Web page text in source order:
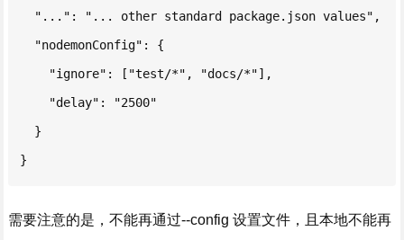
"...": "... other standard package.json values",
"nodemonConfig": {
"ignore": ["test/*", "docs/*"],
"delay": "2500"
}
}
需要注意的是，不能再通过--config 设置文件，且本地不能再